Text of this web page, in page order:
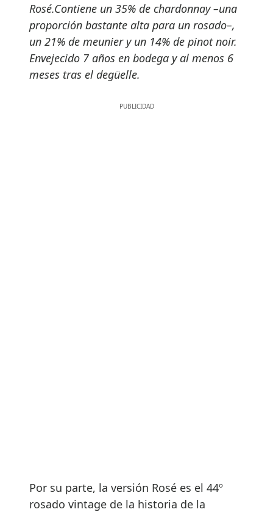
Rosé.Contiene un 35% de chardonnay –una
proporción bastante alta para un rosado–,
un 21% de meunier y un 14% de pinot noir.
Envejecido 7 años en bodega y al menos 6
meses tras el degüelle.
Por su parte, la versión Rosé es el 44º
rosado vintage de la historia de la